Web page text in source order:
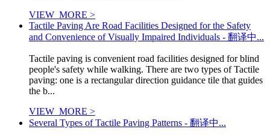
VIEW_MORE >
Tactile Paving Are Road Facilities Designed for the Safety
and Convenience of Visually Impaired Individuals - 翻译中...
Tactile paving is convenient road facilities designed for blind
people's safety while walking. There are two types of Tactile
paving: one is a rectangular direction guidance tile that guides
the b...
VIEW_MORE >
Several Types of Tactile Paving Patterns - 翻译中...